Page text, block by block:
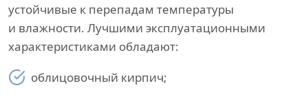
устойчивые к перепадам температуры
и влажности. Лучшими эксплуатационными
характеристиками обладают:
облицовочный кирпич;